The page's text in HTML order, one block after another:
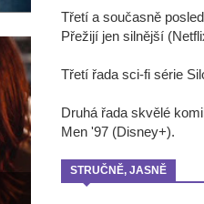
Třetí a současně
Přežijí jen silnější
Třetí řada sci-fi série
Druhá řada skvělé
Men '97 (Disney+).
STRUČNĚ, JASNĚ